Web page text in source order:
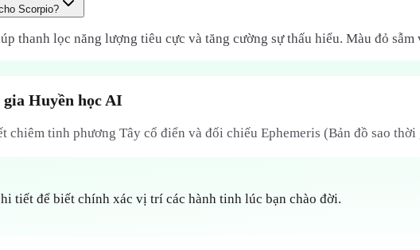
Scorpio?
thanh lọc năng lượng tiêu cực và tăng cường sự thấu hiểu. Màu đỏ
Huyền học AI
chiêm tinh phương Tây cổ điển và đối chiếu Ephemeris (Bản đồ sao
tiết để biết chính xác vị trí các hành tinh lúc bạn chào đời.